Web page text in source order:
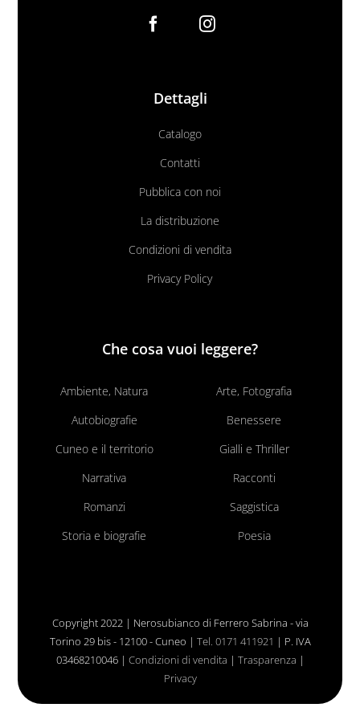
Dettagli
Catalogo
Contatti
Pubblica con noi
La distribuzione
Condizioni di vendita
Privacy Policy
Che cosa vuoi leggere?
Ambiente, Natura
Arte, Fotografia
Autobiografie
Benessere
Cuneo e il territorio
Gialli e Thriller
Narrativa
Racconti
Romanzi
Saggistica
Storia e biografie
Poesia
Copyright 2022 | Nerosubianco di Ferrero Sabrina - via
Torino 29 bis - 12100 - Cuneo | Tel. 0171 411921 | P. IVA
03468210046 | Condizioni di vendita | Trasparenza |
Privacy